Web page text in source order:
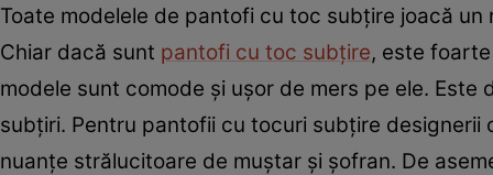
Toate modelele de pantofi cu toc subțire joacă
Chiar dacă sunt pantofi cu toc subțire, este
modele sunt comode și ușor de mers pe ele.
subțiri. Pentru pantofii cu tocuri subțire designerii
nuanțe strălucitoare de muștar și șofran. De